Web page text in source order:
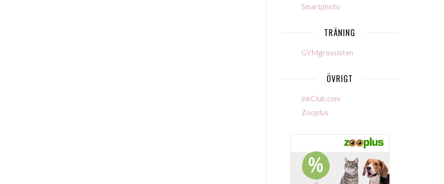
Smartphoto
TRÄNING
GYMgrossisten
ÖVRIGT
inkClub.com
Zooplus